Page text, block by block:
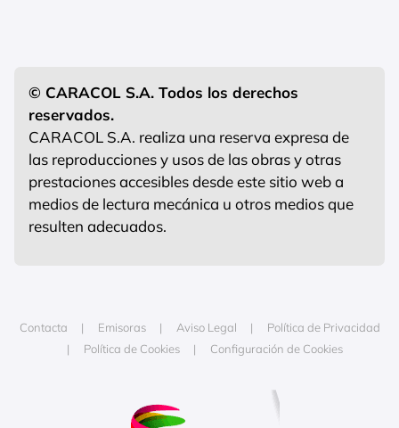
© CARACOL S.A. Todos los derechos
reservados.
CARACOL S.A. realiza una reserva expresa de
las reproducciones y usos de las obras y otras
prestaciones accesibles desde este sitio web a
medios de lectura mecánica u otros medios que
resulten adecuados.
Contacta Emisoras Aviso Legal
Política de Privacidad
Política de Cookies
Configuración de Cookies